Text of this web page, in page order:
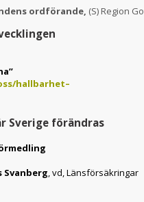
ordförande, (S) Region
hallbarhet–
Sverige förändras
Svanberg, vd, Länsförsäkringar